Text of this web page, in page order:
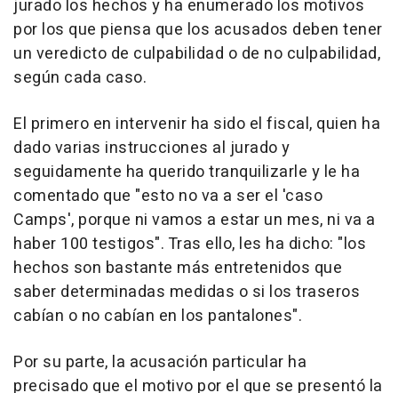
jurado los hechos y ha enumerado los motivos
por los que piensa que los acusados deben tener
un veredicto de culpabilidad o de no culpabilidad,
según cada caso.
El primero en intervenir ha sido el fiscal, quien ha
dado varias instrucciones al jurado y
seguidamente ha querido tranquilizarle y le ha
comentado que "esto no va a ser el 'caso
Camps', porque ni vamos a estar un mes, ni va a
haber 100 testigos". Tras ello, les ha dicho: "los
hechos son bastante más entretenidos que
saber determinadas medidas o si los traseros
cabían o no cabían en los pantalones".
Por su parte, la acusación particular ha
precisado que el motivo por el que se presentó la